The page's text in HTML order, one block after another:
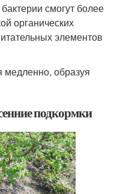
смогут более
органических
элементов
медленно, образуя
подкормки